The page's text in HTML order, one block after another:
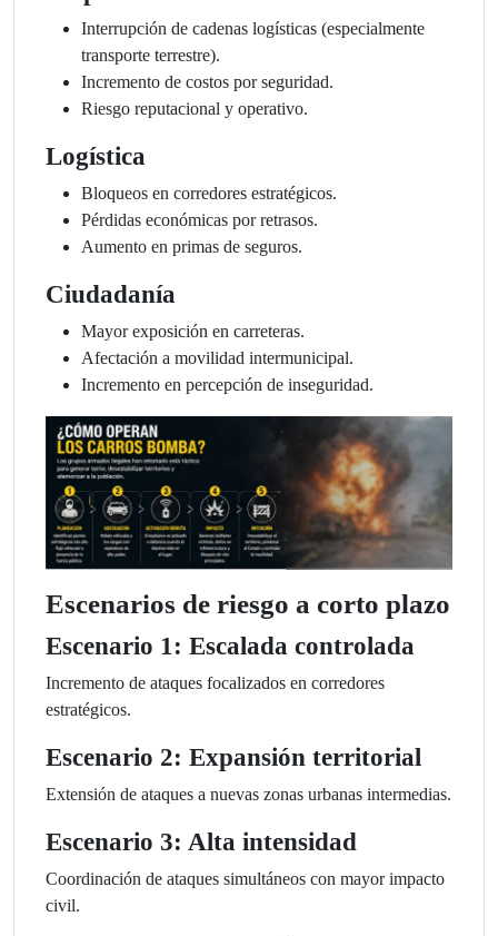
Interrupción de cadenas logísticas (especialmente
transporte terrestre).
Incremento de costos por seguridad.
Riesgo reputacional y operativo.
Logística
Bloqueos en corredores estratégicos.
Pérdidas económicas por retrasos.
Aumento en primas de seguros.
Ciudadanía
Mayor exposición en carreteras.
Afectación a movilidad intermunicipal.
Incremento en percepción de inseguridad.
Escenarios de riesgo a corto plazo
Escenario 1: Escalada controlada
Incremento de ataques focalizados en corredores
estratégicos.
Escenario 2: Expansión territorial
Extensión de ataques a nuevas zonas urbanas intermedias.
Escenario 3: Alta intensidad
Coordinación de ataques simultáneos con mayor impacto
civil.